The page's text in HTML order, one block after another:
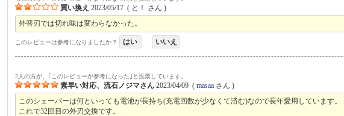
買い換え 2023/05/17 ( と！
さん )
外替刃では切れ味は変わらなかった。
このレビューは参考になりましたか？ はい いいえ
2人の方が、｢このレビューが参考になった｣と投票しています。
素早い対応、流石ノジマさん 2023/04/09 (masaa さん )
このシェーバーは何といっても電池が長持ち(充電回数が少なくて済む)なので長年愛用しています。
これで32回目の外刃交換です。